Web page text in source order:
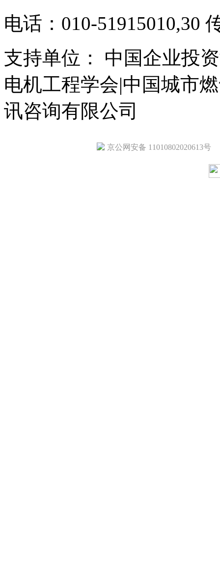
电话：010-51915010,30
支持单位： 中国企业投
电机工程学会|中国城市
讯咨询有限公司
京公网安备 11010802020613号